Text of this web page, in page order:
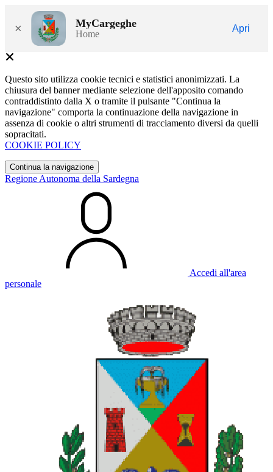
× MyCargeghe
Home
Apri
Questo sito utilizza cookie tecnici e statistici anonimizzati. La
chiusura del banner mediante selezione dell'apposito comando
contraddistinto dalla X o tramite il pulsante "Continua la
navigazione" comporta la continuazione della navigazione in
assenza di cookie o altri strumenti di tracciamento diversi da quelli
sopracitati.
COOKIE POLICY
Continua la navigazione
Regione Autonoma della Sardegna
Accedi all'area
personale